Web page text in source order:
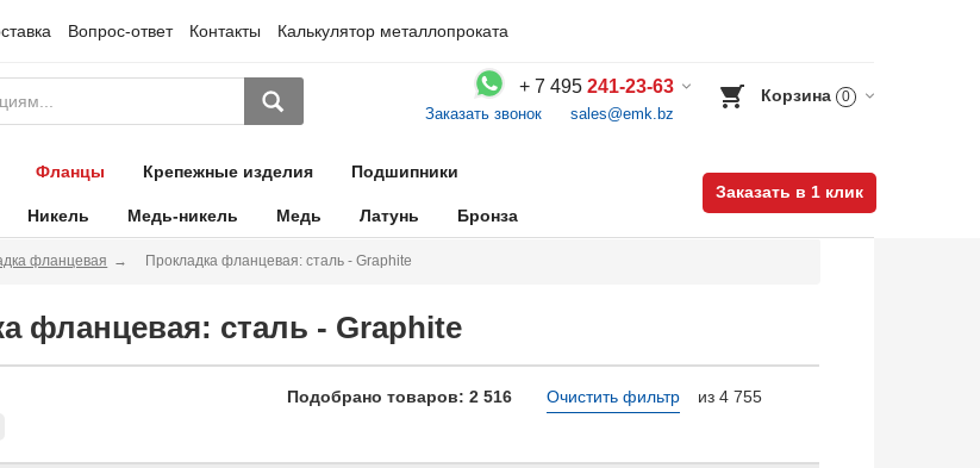
Вопрос-ответ Контакты Калькулятор металлопроката
+ 7 495 241-23-63
Заказать звонок sales@emk.bz
Корзина 0
Фланцы Крепежные изделия Подшипники
Никель Медь-никель Медь Латунь Бронза
Заказать в 1 клик
фланцевая Прокладка фланцевая: сталь - Graphite
фланцевая: сталь - Graphite
Подобрано товаров: 2 516 из 4 755
Очистить фильтр